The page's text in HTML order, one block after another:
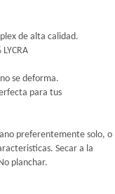
de alta calidad.
se deforma.
para tus
preferentemente solo, o
Secar a la
planchar.